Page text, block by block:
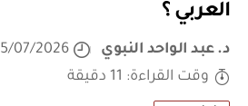
العربي ؟
د. عبد الواحد النبوي
05/07/2026
وقت القراءة: 11 دقيقة